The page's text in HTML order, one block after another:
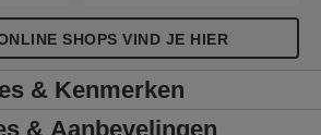
SHOPS VIND JE HIER
& Kenmerken
& Aanbevelingen